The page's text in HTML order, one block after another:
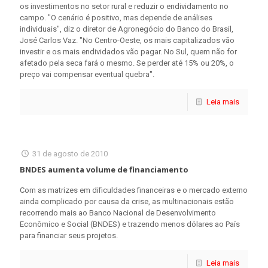
os investimentos no setor rural e reduzir o endividamento no
campo. "O cenário é positivo, mas depende de análises
individuais", diz o diretor de Agronegócio do Banco do Brasil,
José Carlos Vaz. "No Centro-Oeste, os mais capitalizados vão
investir e os mais endividados vão pagar. No Sul, quem não for
afetado pela seca fará o mesmo. Se perder até 15% ou 20%, o
preço vai compensar eventual quebra".
Leia mais
31 de agosto de 2010
BNDES aumenta volume de financiamento
Com as matrizes em dificuldades financeiras e o mercado externo
ainda complicado por causa da crise, as multinacionais estão
recorrendo mais ao Banco Nacional de Desenvolvimento
Econômico e Social (BNDES) e trazendo menos dólares ao País
para financiar seus projetos.
Leia mais